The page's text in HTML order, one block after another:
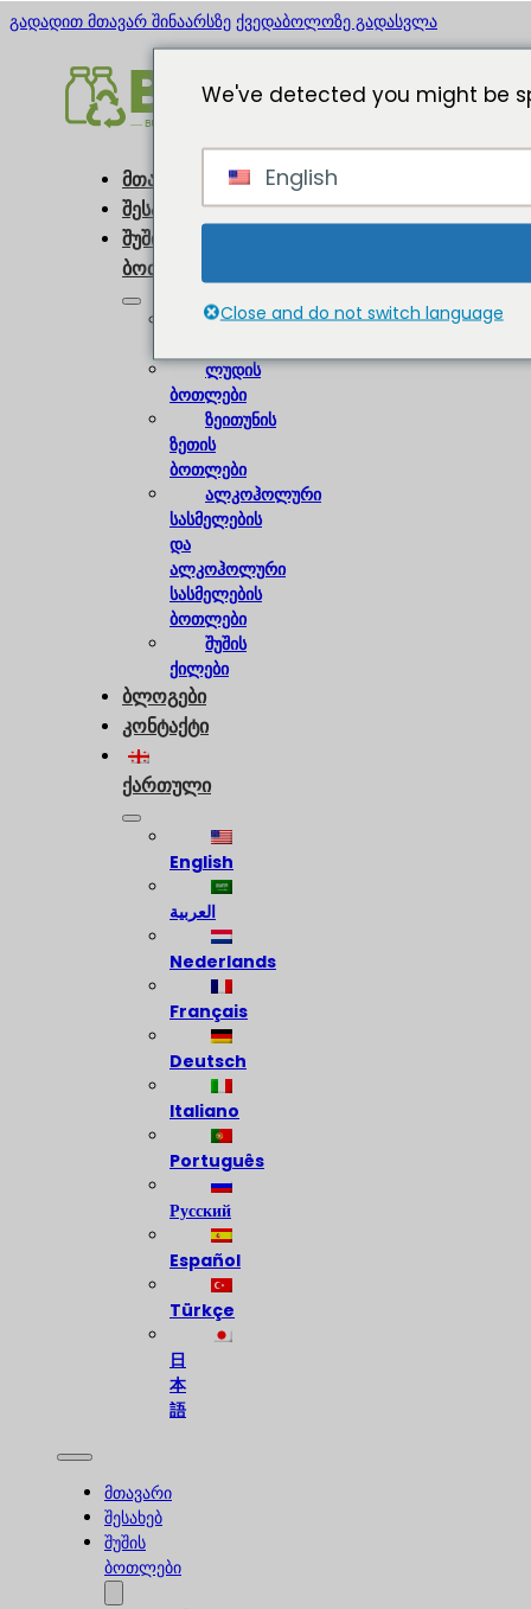
გადადით მთავარ შინაარსზე ქვედაბოლოზე გადასვლა
მთავარი
შესახებ
შუშის
ბოთლები
ღვინის
ლუდის
ბოთლები
ზეითუნის
ზეთის
ბოთლები
ალკოჰოლური
სასმელების
და
ალკოჰოლური
სასმელების
ბოთლები
შუშის
ქილები
ბლოგები
კონტაქტი
ქართული
English
العربية
Nederlands
Français
Deutsch
Italiano
Português
Русский
Español
Türkçe
日
本
語
მთავარი
შესახებ
შუშის
ბოთლები
We've detected you might be
English
Close and do not switch language